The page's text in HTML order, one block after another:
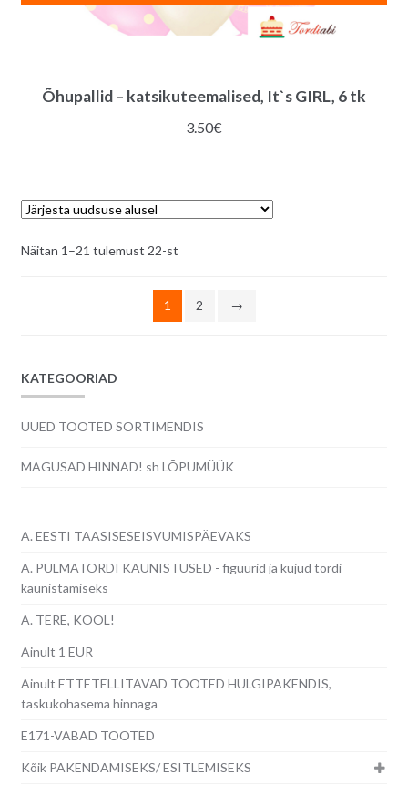
Õhupallid – katsikuteemalised, It`s GIRL, 6 tk
3.50€
Näitan 1–21 tulemust 22-stSorditud
järgi
1
2 →
KATEGOORIAD
UUED TOOTED SORTIMENDIS
MAGUSAD HINNAD! sh LÕPUMÜÜK
A. EESTI TAASISESEISVUMISPÄEVAKS
A. PULMATORDI KAUNISTUSED - figuurid ja kujud tordi
kaunistamiseks
A. TERE, KOOL!
Ainult 1 EUR
Ainult ETTETELLITAVAD TOOTED HULGIPAKENDIS,
taskukohasema hinnaga
E171-VABAD TOOTED
Kõik PAKENDAMISEKS/ ESITLEMISEKS